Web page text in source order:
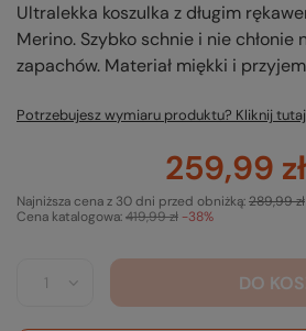
Ultralekka koszulka z długim
Merino. Szybko schnie i nie chłonie
zapachów. Materiał miękki i
Potrzebujesz wymiaru produktu? Kliknij
259,99 zł
Cena katalogowa:419,99 zł -38%
Najniższa cena z 30 dni przed obniżką:289,99 zł
DO